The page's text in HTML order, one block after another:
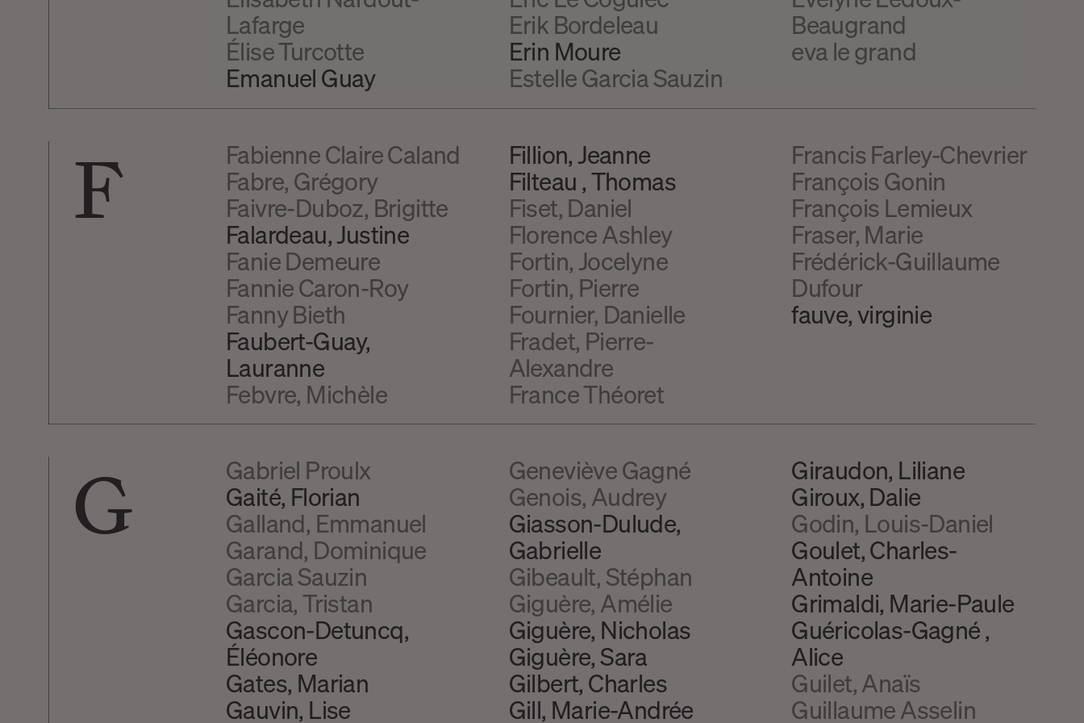
Lafarge
Élise Turcotte
Emanuel Guay
Erik Bordeleau
Erin Moure
Estelle Garcia Sauzin
Beaugrand
eva le grand
F
Fabienne Claire Caland
Fabre, Grégory
Faivre-Duboz, Brigitte
Falardeau, Justine
Fanie Demeure
Fannie Caron-Roy
Fanny Bieth
Faubert-Guay,
Lauranne
Febvre, Michèle
Fillion, Jeanne
Filteau , Thomas
Fiset, Daniel
Florence Ashley
Fortin, Jocelyne
Fortin, Pierre
Fournier, Danielle
Fradet, Pierre-
Alexandre
France Théoret
Francis Farley-Chevrier
François Gonin
François Lemieux
Fraser, Marie
Frédérick-Guillaume
Dufour
fauve, virginie
G
Gabriel Proulx
Gaité, Florian
Galland, Emmanuel
Garand, Dominique
Garcia Sauzin
Garcia, Tristan
Gascon-Detuncq,
Éléonore
Gates, Marian
Gauvin, Lise
Geneviève Gagné
Genois, Audrey
Giasson-Dulude,
Gabrielle
Gibeault, Stéphan
Giguère, Amélie
Giguère, Nicholas
Giguère, Sara
Gilbert, Charles
Gill, Marie-Andrée
Giraudon, Liliane
Giroux, Dalie
Godin, Louis-Daniel
Goulet, Charles-
Antoine
Grimaldi, Marie-Paule
Guéricolas-Gagné ,
Alice
Guilet, Anaïs
Guillaume Asselin